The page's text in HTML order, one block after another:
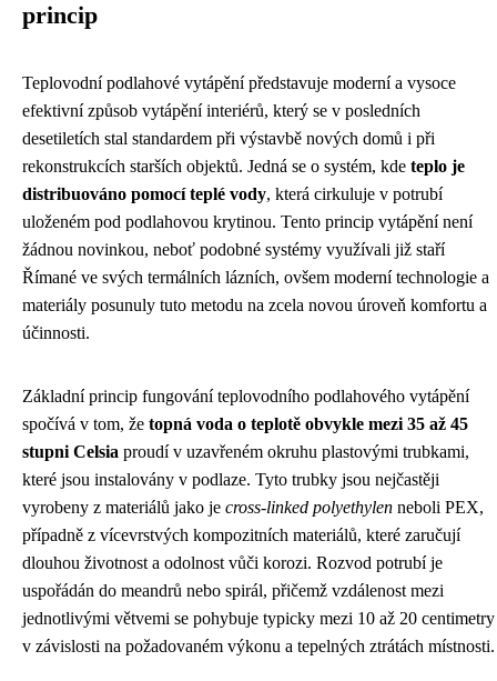
princip
Teplovodní podlahové vytápění představuje moderní a vysoce
efektivní způsob vytápění interiérů, který se v posledních
desetiletích stal standardem při výstavbě nových domů i při
rekonstrukcích starších objektů. Jedná se o systém, kde teplo je
distribuováno pomocí teplé vody, která cirkuluje v potrubí
uloženém pod podlahovou krytinou. Tento princip vytápění není
žádnou novinkou, neboť podobné systémy využívali již staří
Římané ve svých termálních lázních, ovšem moderní technologie a
materiály posunuly tuto metodu na zcela novou úroveň komfortu a
účinnosti.
Základní princip fungování teplovodního podlahového vytápění
spočívá v tom, že topná voda o teplotě obvykle mezi 35 až 45
stupni Celsia proudí v uzavřeném okruhu plastovými trubkami,
které jsou instalovány v podlaze. Tyto trubky jsou nejčastěji
vyrobeny z materiálů jako je cross-linked polyethylen neboli PEX,
případně z vícevrstvých kompozitních materiálů, které zaručují
dlouhou životnost a odolnost vůči korozi. Rozvod potrubí je
uspořádán do meandrů nebo spirál, přičemž vzdálenost mezi
jednotlivými větvemi se pohybuje typicky mezi 10 až 20 centimetry
v závislosti na požadovaném výkonu a tepelných ztrátách místnosti.